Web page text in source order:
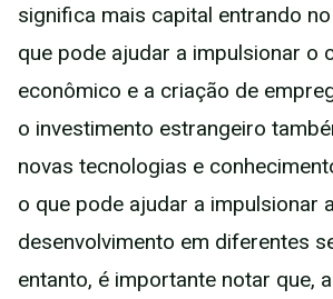
significa mais capital entrando
que pode ajudar a impulsionar o
econômico e a criação de
o investimento estrangeiro
novas tecnologias e
o que pode ajudar a impulsionar
desenvolvimento em diferentes
entanto, é importante notar que,